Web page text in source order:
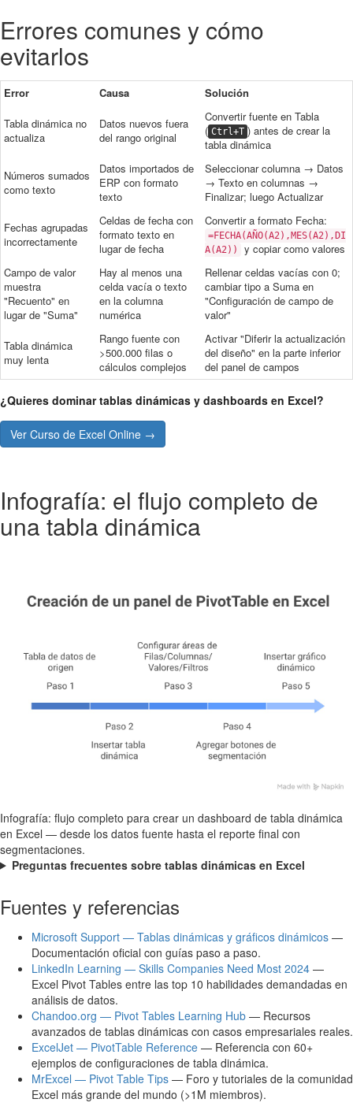
Errores comunes y cómo
evitarlos
Error Causa Solución
Tabla dinámica no
actualiza
Datos nuevos fuera
del rango original
Convertir fuente en Tabla
( Ctrl+T ) antes de crear la
tabla dinámica
Números sumados
como texto
Datos importados de
ERP con formato
texto
Seleccionar columna → Datos
→ Texto en columnas →
Finalizar; luego Actualizar
Fechas agrupadas
incorrectamente
Celdas de fecha con
formato texto en
lugar de fecha
Convertir a formato Fecha:
=FECHA(AÑO(A2),MES(A2),DI
A(A2))
y copiar como valores
Campo de valor
muestra
"Recuento" en
lugar de "Suma"
Hay al menos una
celda vacía o texto
en la columna
numérica
Rellenar celdas vacías con 0;
cambiar tipo a Suma en
"Configuración de campo de
valor"
Tabla dinámica
muy lenta
Rango fuente con
>500.000 filas o
cálculos complejos
Activar "Diferir la actualización
del diseño" en la parte inferior
del panel de campos
¿Quieres dominar tablas dinámicas y dashboards en Excel?
Ver Curso de Excel Online →
Infografía: el flujo completo de
una tabla dinámica
Infografía: flujo completo para crear un dashboard de tabla dinámica
en Excel — desde los datos fuente hasta el reporte final con
segmentaciones.
Preguntas frecuentes sobre tablas dinámicas en Excel
Fuentes y referencias
Microsoft Support — Tablas dinámicas y gráficos dinámicos —
Documentación oficial con guías paso a paso.
LinkedIn Learning — Skills Companies Need Most 2024 —
Excel Pivot Tables entre las top 10 habilidades demandadas en
análisis de datos.
Chandoo.org — Pivot Tables Learning Hub — Recursos
avanzados de tablas dinámicas con casos empresariales reales.
ExcelJet — PivotTable Reference — Referencia con 60+
ejemplos de configuraciones de tabla dinámica.
MrExcel — Pivot Table Tips — Foro y tutoriales de la comunidad
Excel más grande del mundo (>1M miembros).